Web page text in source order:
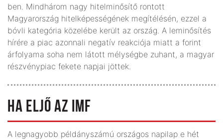
ben. Mindhárom nagy hitelminősítő rontott
Magyarország hitelképességének megítélésén, ezzel a
bóvli kategória közelébe került az ország. A leminősítés
hírére a piac azonnali negatív reakciója miatt a forint
árfolyama soha nem látott mélységbe zuhant, a magyar
részvénypiac fekete napjai jöttek.
HA ELJŐ AZ IMF
A legnagyobb példányszámú országos napilap e hét